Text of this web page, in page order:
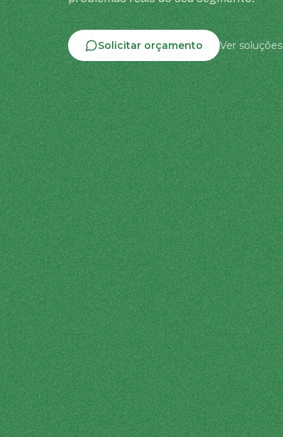
Solicitar orçamento Ver soluções